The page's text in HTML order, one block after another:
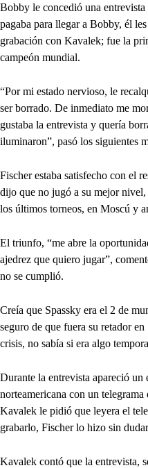
Bobby le concedió una
pagaba para llegar a Bobby, él
grabación con Kavalek; fue la
campeón mundial.
“Por mi estado nervioso, le
ser borrado. De inmediato me
gustaba la entrevista y quería
iluminaron”, pasó los siguientes
Fischer estaba satisfecho con el
dijo que no jugó a su mejor nivel,
los últimos torneos, en Moscú y
El triunfo, “me abre la
ajedrez que quiero jugar”,
no se cumplió.
Creía que Spassky era el 2 de
seguro de que fuera su retador
crisis, no sabía si era algo
Durante la entrevista apareció un
norteamericana con un
Kavalek le pidió que leyera el
grabarlo, Fischer lo hizo sin
Kavalek contó que la entrevista,